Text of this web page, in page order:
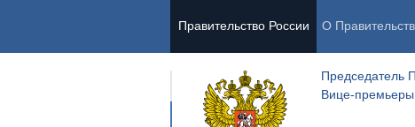
Правительство России О
Председатель
Вице-премьеры